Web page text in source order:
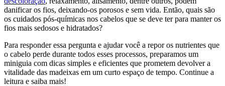
danificar os fios, deixando-os porosos e sem vida. Então, quais são
os cuidados pós-químicas nos cabelos que se deve ter para manter os
fios mais sedosos e hidratados?
Para responder essa pergunta e ajudar você a repor os nutrientes que
o cabelo perde durante todos esses processos, preparamos um
miniguia com dicas simples e eficientes que prometem devolver a
vitalidade das madeixas em um curto espaço de tempo. Continue a
leitura e saiba mais!